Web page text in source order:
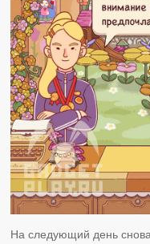
На следующий день снова